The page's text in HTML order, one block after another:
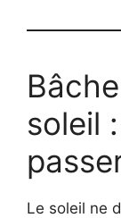
soleil
Le soleil ne